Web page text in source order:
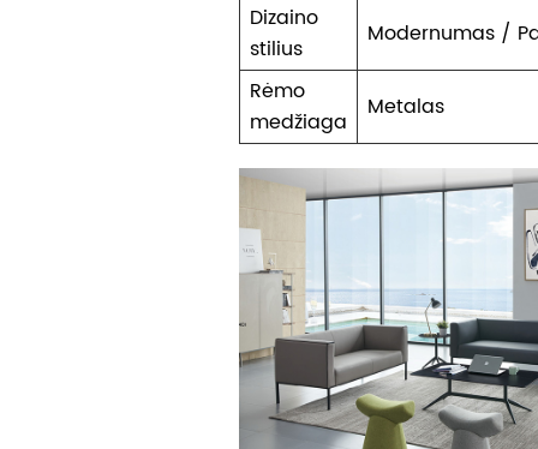
Dizaino
stilius
Modernumas /
Rėmo
medžiaga
Metalas